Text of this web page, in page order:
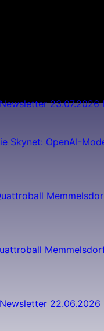
23.07.2026
Skynet: OpenAI-
22.06.2026